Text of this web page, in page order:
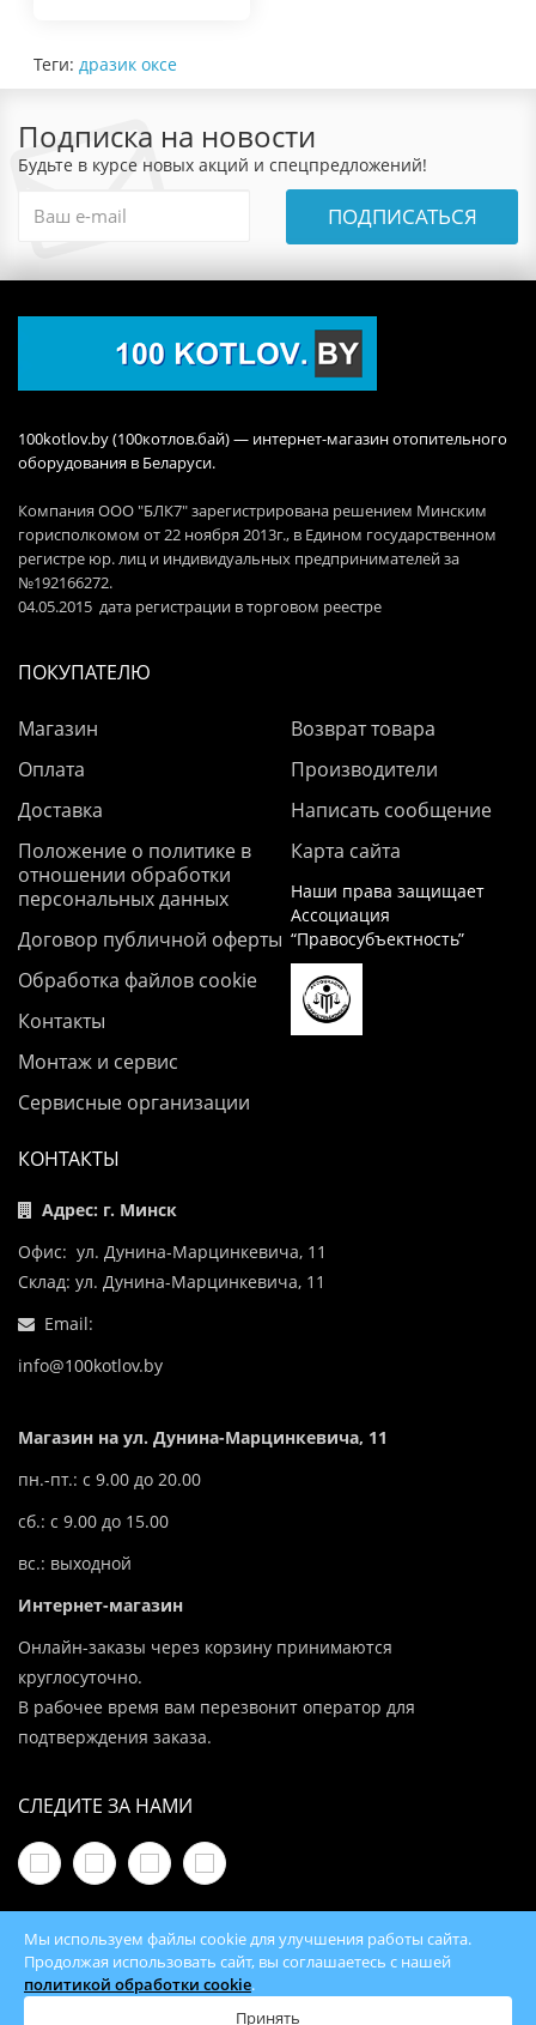
Теги: дразик оксе
Подписка на новости
Будьте в курсе новых акций и спецпредложений!
ПОДПИСАТЬСЯ
100kotlov.by (100котлов.бай) — интернет-магазин отопительного
оборудования в Беларуси.
Компания ООО "БЛК7" зарегистрирована решением Минским
горисполкомом от 22 ноября 2013г., в Едином государственном
регистре юр. лиц и индивидуальных предпринимателей за
№192166272.
04.05.2015 дата регистрации в торговом реестре
ПОКУПАТЕЛЮ
Магазин
Оплата
Доставка
Положение о политике в
отношении обработки
персональных данных
Договор публичной оферты
Обработка файлов cookie
Контакты
Монтаж и сервис
Сервисные организации
Возврат товара
Производители
Написать сообщение
Карта сайта
Наши права защищает
Ассоциация
“Правосубъектность”
КОНТАКТЫ
Адрес: г. Минск
Офис: ул. Дунина-Марцинкевича, 11
Склад: ул. Дунина-Марцинкевича, 11
Email:
info@100kotlov.by
Магазин на ул. Дунина-Марцинкевича, 11
пн.-пт.: с 9.00 до 20.00
сб.: с 9.00 до 15.00
вс.: выходной
Интернет-магазин
Онлайн-заказы через корзину принимаются
круглосуточно.
В рабочее время вам перезвонит оператор для
подтверждения заказа.
СЛЕДИТЕ ЗА НАМИ
© 2026 100Kotlov.by — продажа отопительного
оборудования с доставкой по всей Беларуси
Мы используем файлы cookie для улучшения работы сайта.
Продолжая использовать сайт, вы соглашаетесь с нашей
политикой обработки cookie.
Принять